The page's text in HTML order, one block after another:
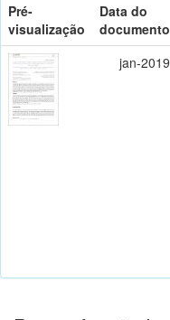
Pré-
visualização
Data do
documento
jan-2019